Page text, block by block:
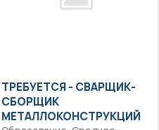
ТРЕБУЕТСЯ - СВАРЩИК-
СБОРЩИК
МЕТАЛЛОКОНСТРУКЦИЙ